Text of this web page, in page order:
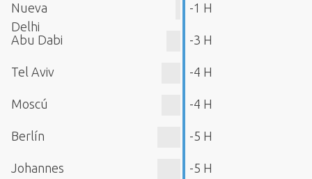
Nueva
Delhi
-1 H
Abu Dabi -3 H
Tel Aviv -4 H
Moscú -4 H
Berlín -5 H
Johannes
-5 H